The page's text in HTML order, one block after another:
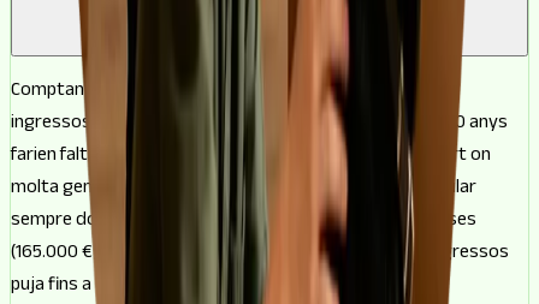
Comptant que la quota no hauria de passar del 35% dels
ingressos nets, amb els uns 593 €/mes de 150.000 € a 30 anys
farien falta al voltant de 1.690 € nets al mes. És un import on
molta gent arriba anant sol, encara que sumar un cotitular
sempre dona més marge. Si a sobre finances les despeses
(165.000 €), la quota va cap als 652 €/mes i el llistó d'ingressos
puja fins a uns 1.860 €.